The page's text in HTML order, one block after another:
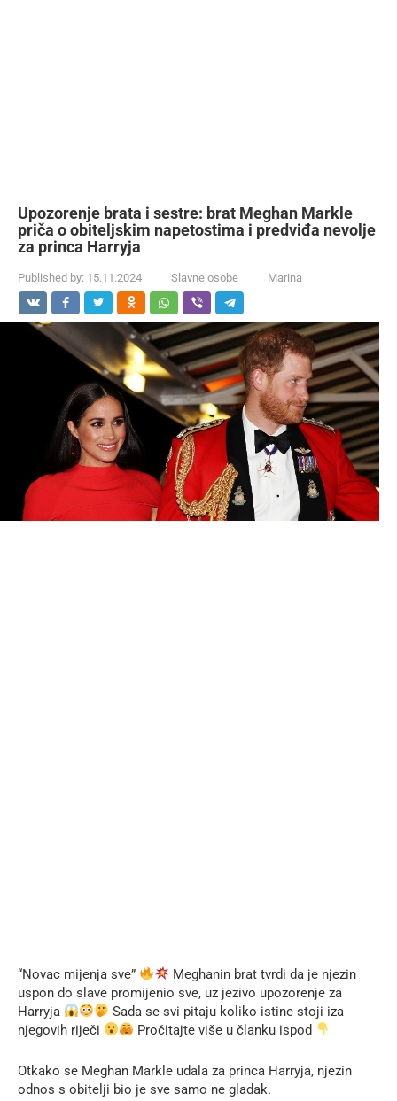
Upozorenje brata i sestre: brat Meghan Markle
priča o obiteljskim napetostima i predviđa nevolje
za princa Harryja
Published by: 15.11.2024 Slavne osobe Marina
“Novac mijenja sve”
Meghanin brat tvrdi da je njezin
uspon do slave promijenio sve, uz jezivo upozorenje za
Harryja
Sada se svi pitaju koliko istine stoji iza
njegovih riječi
Pročitajte više u članku ispod
Otkako se Meghan Markle udala za princa Harryja, njezin
odnos s obitelji bio je sve samo ne gladak.